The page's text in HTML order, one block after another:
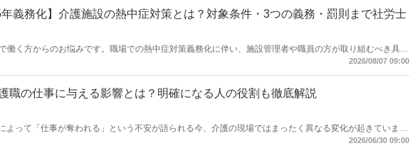
年義務化】介護施設の熱中症対策とは？対象条件・3つの義務・罰則まで社労士
働く方からのお悩みです。職場での熱中症対策義務化に伴い、施設管理者や職員の方が取り組むべき具体
て、介護業界特化型の社会保険労務士として活動する山本武尊さんに、詳しく解説していただきます。【執
2026/08/07 09:00
職の仕事に与える影響とは？明確になる人の役割も徹底解説
よって「仕事が奪われる」という不安が語られる今、介護の現場ではまったく異なる変化が起きていま
や事務といった業務はAIが担う一方で、人にしかできない役割である「判断する力」や「察する力」の価値
2026/06/30 09:00